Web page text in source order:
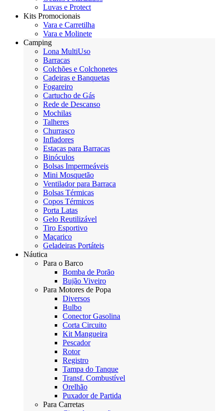
Luvas e Protect
Kits Promocionais
Vara e Carretilha
Vara e Molinete
Camping
Lona MultiUso
Barracas
Colchões e Colchonetes
Cadeiras e Banquetas
Fogareiro
Cartucho de Gás
Rede de Descanso
Mochilas
Talheres
Churrasco
Infladores
Estacas para Barracas
Binóculos
Bolsas Impermeáveis
Mini Mosquetão
Ventilador para Barraca
Bolsas Térmicas
Copos Térmicos
Porta Latas
Gelo Reutilizável
Tiro Esportivo
Maçarico
Geladeiras Portáteis
Náutica
Para o Barco
Bomba de Porão
Bujão Viveiro
Para Motores de Popa
Diversos
Bulbo
Conector Gasolina
Corta Circuito
Kit Mangueira
Pescador
Rotor
Registro
Tampa do Tanque
Transf. Combustível
Orelhão
Puxador de Partida
Para Carretas